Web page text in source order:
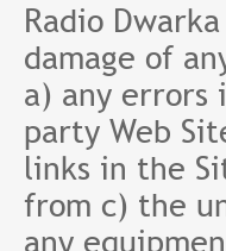
Radio
damage of
a) any errors
party Web
links in the
from c) the
any